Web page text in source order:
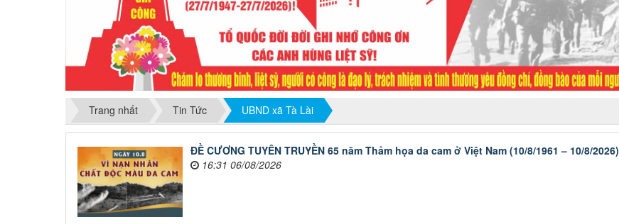
Trang nhất Tin Tức UBND xã Tà Lài
ĐỀ CƯƠNG TUYÊN TRUYỀN 65 năm Thảm họa da cam ở Việt Nam (10/8/1961 – 10/8/2026)
16:31 06/08/2026